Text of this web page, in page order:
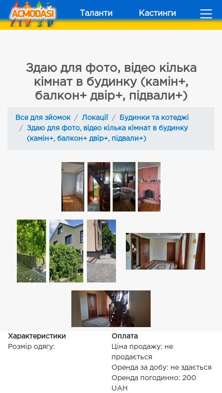
Таланти Кастинги
Здаю для фото, відео кілька
кімнат в будинку (камін+,
балкон+ двір+, підвали+)
Все для зйомок Локації
Будинки та котеджі
Здаю для фото, відео кілька кімнат в будинку
(камін+, балкон+ двір+, підвали+)
Характеристики
Розмір одягу:
Оплата
Ціна продажу: не
продається
Оренда за добу: не здається
Оренда погодинно: 200
UAH